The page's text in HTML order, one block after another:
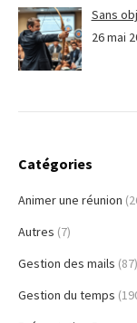
Sans
26 mai
Catégories
Animer une réunion
Autres (7)
Gestion des mails (87)
Gestion du temps